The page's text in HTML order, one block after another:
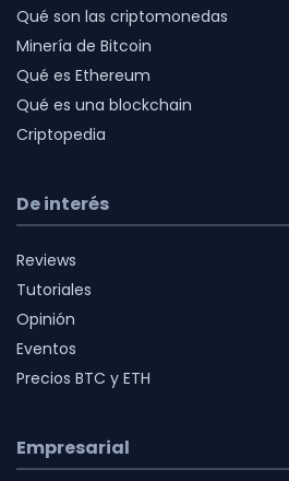
Qué son las criptomonedas
Minería de Bitcoin
Qué es Ethereum
Qué es una blockchain
Criptopedia
De interés
Reviews
Tutoriales
Opinión
Eventos
Precios BTC y ETH
Empresarial